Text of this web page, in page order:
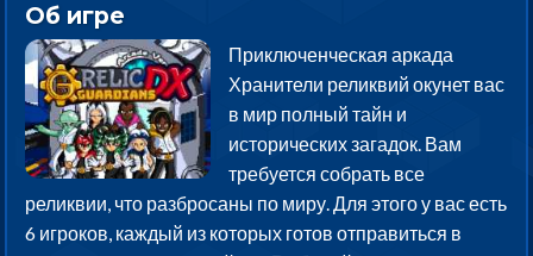
Об игре
Приключенческая аркада
Хранители реликвий окунет вас
в мир полный тайн и
исторических загадок. Вам
требуется собрать все
реликвии, что разбросаны по миру. Для этого у вас есть
6 игроков, каждый из которых готов отправиться в